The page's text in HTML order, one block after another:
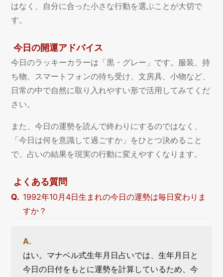
はなく、自分に合った小さな行動を選ぶことが大切で
す。
今日の開運アドバイス
今日のラッキーカラーは「黒・グレー」です。服装、持
ち物、スマートフォンの待ち受け、文房具、小物など、
日常の中で自然に取り入れやすい形で活用してみてくだ
さい。
また、今日の運勢を読んで終わりにするのではなく、
「今日は何を意識して過ごすか」をひとつ決めること
で、占いの結果を現実の行動に変えやすくなります。
よくある質問
1992年10月4日生まれの今日の運勢は毎日変わりま
すか？
はい。マナベル式生年月日占いでは、生年月日と
今日の日付をもとに運勢を計算しているため、今